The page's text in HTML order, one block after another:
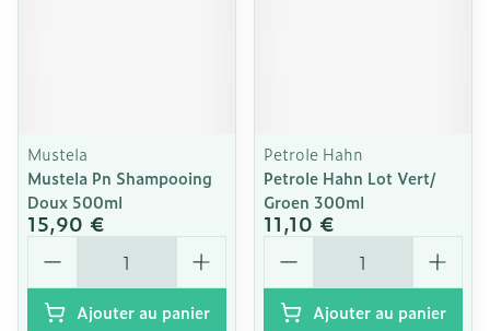
Mustela
Mustela Pn Shampooing
Doux 500ml
15,90 €
Quantité
Ajouter au panier
Petrole Hahn
Petrole Hahn Lot Vert/
Groen 300ml
11,10 €
Quantité
Ajouter au panier